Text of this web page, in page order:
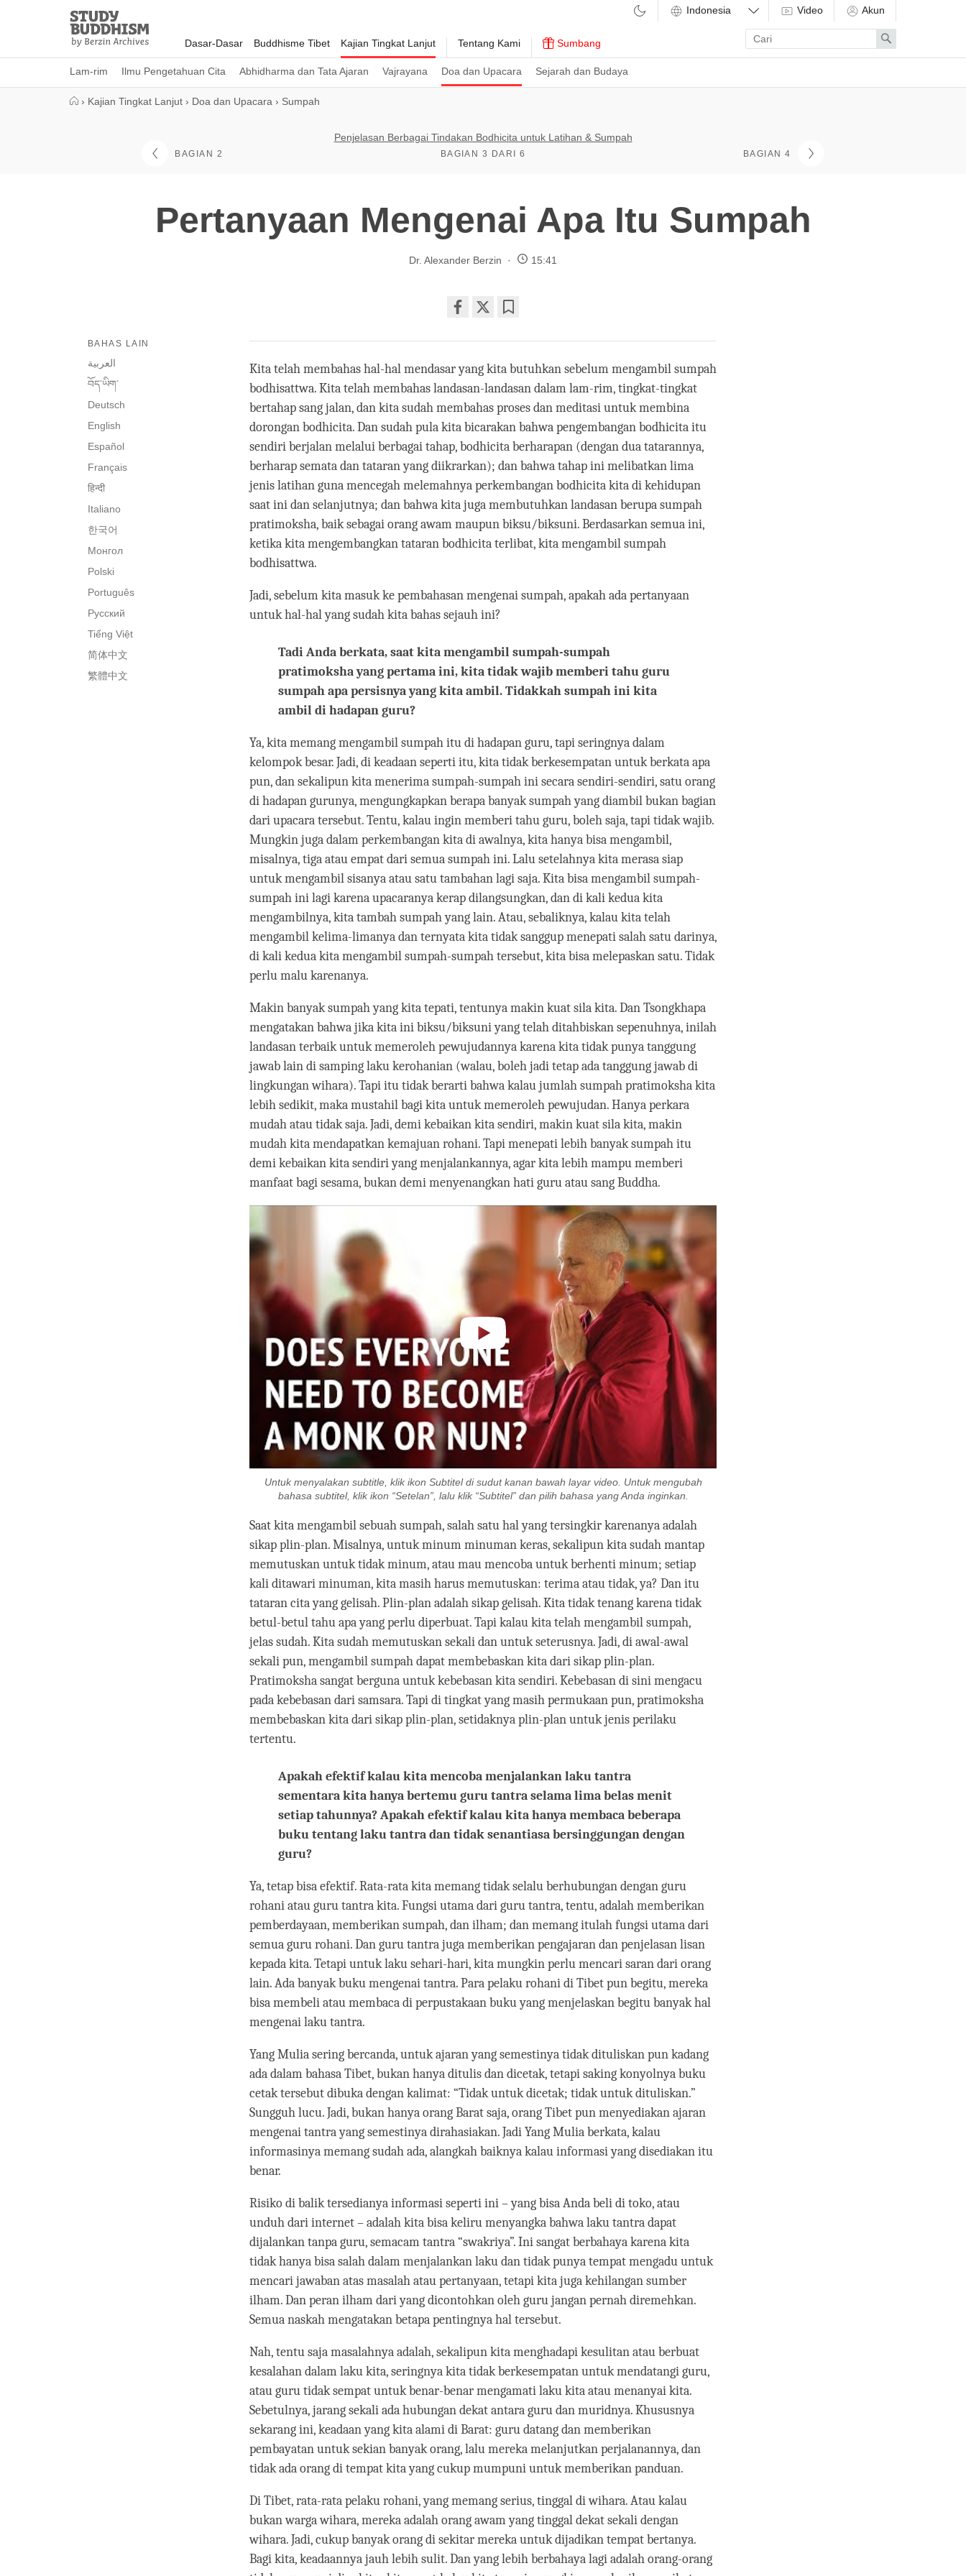
Study
Buddhism
Home
Dasar-Dasar Buddhisme Tibet Kajian Tingkat Lanjut
Lam-rim Ilmu Pengetahuan Cita Abhidharma dan Tata Ajaran Vajrayana Doa dan Upacara Sejarah dan Budaya
Tentang Kami Sumbang
Video Akun
Enter
search
term
Search
› Kajian Tingkat Lanjut › Doa dan Upacara › Sumpah
BAGIAN 2
Penjelasan Berbagai Tindakan Bodhicita untuk Latihan & Sumpah
BAGIAN 3 DARI 6 BAGIAN 4
Pertanyaan Mengenai Apa Itu Sumpah
Dr. Alexander Berzin 15:41
on
facebook
BAHAS LAIN
العربية
བོད་ཡིག་
Deutsch
English
Español
Français
हिन्दी
Italiano
한국어
Монгол
Polski
Português
Русский
Tiếng Việt
简体中文
繁體中文
Kita telah membahas hal-hal mendasar yang kita butuhkan sebelum mengambil sumpah
bodhisattwa. Kita telah membahas landasan-landasan dalam lam-rim, tingkat-tingkat
bertahap sang jalan, dan kita sudah membahas proses dan meditasi untuk membina
dorongan bodhicita. Dan sudah pula kita bicarakan bahwa pengembangan bodhicita itu
sendiri berjalan melalui berbagai tahap, bodhicita berharapan (dengan dua tatarannya,
berharap semata dan tataran yang diikrarkan); dan bahwa tahap ini melibatkan lima
jenis latihan guna mencegah melemahnya perkembangan bodhicita kita di kehidupan
saat ini dan selanjutnya; dan bahwa kita juga membutuhkan landasan berupa sumpah
pratimoksha, baik sebagai orang awam maupun biksu/biksuni. Berdasarkan semua ini,
ketika kita mengembangkan tataran bodhicita terlibat, kita mengambil sumpah
bodhisattwa.
Jadi, sebelum kita masuk ke pembahasan mengenai sumpah, apakah ada pertanyaan
untuk hal-hal yang sudah kita bahas sejauh ini?
Tadi Anda berkata, saat kita mengambil sumpah-sumpah
pratimoksha yang pertama ini, kita tidak wajib memberi tahu guru
sumpah apa persisnya yang kita ambil. Tidakkah sumpah ini kita
ambil di hadapan guru?
Ya, kita memang mengambil sumpah itu di hadapan guru, tapi seringnya dalam
kelompok besar. Jadi, di keadaan seperti itu, kita tidak berkesempatan untuk berkata apa
pun, dan sekalipun kita menerima sumpah-sumpah ini secara sendiri-sendiri, satu orang
di hadapan gurunya, mengungkapkan berapa banyak sumpah yang diambil bukan bagian
dari upacara tersebut. Tentu, kalau ingin memberi tahu guru, boleh saja, tapi tidak wajib.
Mungkin juga dalam perkembangan kita di awalnya, kita hanya bisa mengambil,
misalnya, tiga atau empat dari semua sumpah ini. Lalu setelahnya kita merasa siap
untuk mengambil sisanya atau satu tambahan lagi saja. Kita bisa mengambil sumpah-
sumpah ini lagi karena upacaranya kerap dilangsungkan, dan di kali kedua kita
mengambilnya, kita tambah sumpah yang lain. Atau, sebaliknya, kalau kita telah
mengambil kelima-limanya dan ternyata kita tidak sanggup menepati salah satu darinya,
di kali kedua kita mengambil sumpah-sumpah tersebut, kita bisa melepaskan satu. Tidak
perlu malu karenanya.
Makin banyak sumpah yang kita tepati, tentunya makin kuat sila kita. Dan Tsongkhapa
mengatakan bahwa jika kita ini biksu/biksuni yang telah ditahbiskan sepenuhnya, inilah
landasan terbaik untuk memeroleh pewujudannya karena kita tidak punya tanggung
jawab lain di samping laku kerohanian (walau, boleh jadi tetap ada tanggung jawab di
lingkungan wihara). Tapi itu tidak berarti bahwa kalau jumlah sumpah pratimoksha kita
lebih sedikit, maka mustahil bagi kita untuk memeroleh pewujudan. Hanya perkara
mudah atau tidak saja. Jadi, demi kebaikan kita sendiri, makin kuat sila kita, makin
mudah kita mendapatkan kemajuan rohani. Tapi menepati lebih banyak sumpah itu
demi kebaikan kita sendiri yang menjalankannya, agar kita lebih mampu memberi
manfaat bagi sesama, bukan demi menyenangkan hati guru atau sang Buddha.
Untuk menyalakan subtitle, klik ikon Subtitel di sudut kanan bawah layar video. Untuk mengubah
bahasa subtitel, klik ikon “Setelan”, lalu klik “Subtitel” dan pilih bahasa yang Anda inginkan.
Saat kita mengambil sebuah sumpah, salah satu hal yang tersingkir karenanya adalah
sikap plin-plan. Misalnya, untuk minum minuman keras, sekalipun kita sudah mantap
memutuskan untuk tidak minum, atau mau mencoba untuk berhenti minum; setiap
kali ditawari minuman, kita masih harus memutuskan: terima atau tidak, ya? Dan itu
tataran cita yang gelisah. Plin-plan adalah sikap gelisah. Kita tidak tenang karena tidak
betul-betul tahu apa yang perlu diperbuat. Tapi kalau kita telah mengambil sumpah,
jelas sudah. Kita sudah memutuskan sekali dan untuk seterusnya. Jadi, di awal-awal
sekali pun, mengambil sumpah dapat membebaskan kita dari sikap plin-plan.
Pratimoksha sangat berguna untuk kebebasan kita sendiri. Kebebasan di sini mengacu
pada kebebasan dari samsara. Tapi di tingkat yang masih permukaan pun, pratimoksha
membebaskan kita dari sikap plin-plan, setidaknya plin-plan untuk jenis perilaku
tertentu.
Apakah efektif kalau kita mencoba menjalankan laku tantra
sementara kita hanya bertemu guru tantra selama lima belas menit
setiap tahunnya? Apakah efektif kalau kita hanya membaca beberapa
buku tentang laku tantra dan tidak senantiasa bersinggungan dengan
guru?
Ya, tetap bisa efektif. Rata-rata kita memang tidak selalu berhubungan dengan guru
rohani atau guru tantra kita. Fungsi utama dari guru tantra, tentu, adalah memberikan
pemberdayaan, memberikan sumpah, dan ilham; dan memang itulah fungsi utama dari
semua guru rohani. Dan guru tantra juga memberikan pengajaran dan penjelasan lisan
kepada kita. Tetapi untuk laku sehari-hari, kita mungkin perlu mencari saran dari orang
lain. Ada banyak buku mengenai tantra. Para pelaku rohani di Tibet pun begitu, mereka
bisa membeli atau membaca di perpustakaan buku yang menjelaskan begitu banyak hal
mengenai laku tantra.
Yang Mulia sering bercanda, untuk ajaran yang semestinya tidak dituliskan pun kadang
ada dalam bahasa Tibet, bukan hanya ditulis dan dicetak, tetapi saking konyolnya buku
cetak tersebut dibuka dengan kalimat: “Tidak untuk dicetak; tidak untuk dituliskan.”
Sungguh lucu. Jadi, bukan hanya orang Barat saja, orang Tibet pun menyediakan ajaran
mengenai tantra yang semestinya dirahasiakan. Jadi Yang Mulia berkata, kalau
informasinya memang sudah ada, alangkah baiknya kalau informasi yang disediakan itu
benar.
Risiko di balik tersedianya informasi seperti ini – yang bisa Anda beli di toko, atau
unduh dari internet – adalah kita bisa keliru menyangka bahwa laku tantra dapat
dijalankan tanpa guru, semacam tantra “swakriya”. Ini sangat berbahaya karena kita
tidak hanya bisa salah dalam menjalankan laku dan tidak punya tempat mengadu untuk
mencari jawaban atas masalah atau pertanyaan, tetapi kita juga kehilangan sumber
ilham. Dan peran ilham dari yang dicontohkan oleh guru jangan pernah diremehkan.
Semua naskah mengatakan betapa pentingnya hal tersebut.
Nah, tentu saja masalahnya adalah, sekalipun kita menghadapi kesulitan atau berbuat
kesalahan dalam laku kita, seringnya kita tidak berkesempatan untuk mendatangi guru,
atau guru tidak sempat untuk benar-benar mengamati laku kita atau menanyai kita.
Sebetulnya, jarang sekali ada hubungan dekat antara guru dan muridnya. Khususnya
sekarang ini, keadaan yang kita alami di Barat: guru datang dan memberikan
pembayatan untuk sekian banyak orang, lalu mereka melanjutkan perjalanannya, dan
tidak ada orang di tempat kita yang cukup mumpuni untuk memberikan panduan.
Di Tibet, rata-rata pelaku rohani, yang memang serius, tinggal di wihara. Atau kalau
bukan warga wihara, mereka adalah orang awam yang tinggal dekat sekali dengan
wihara. Jadi, cukup banyak orang di sekitar mereka untuk dijadikan tempat bertanya.
Bagi kita, keadaannya jauh lebih sulit. Dan yang lebih berbahaya lagi adalah orang-orang